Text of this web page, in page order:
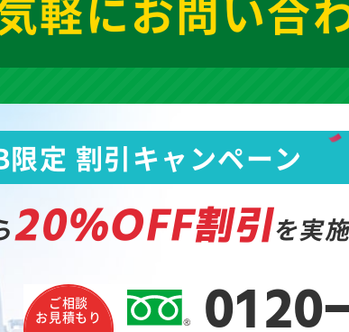
限定 割引キャンペーン
20%OFF割引を実
ご相談
お見積もり